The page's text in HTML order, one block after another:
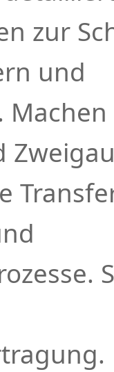
zur
und